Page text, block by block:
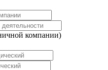
компании)